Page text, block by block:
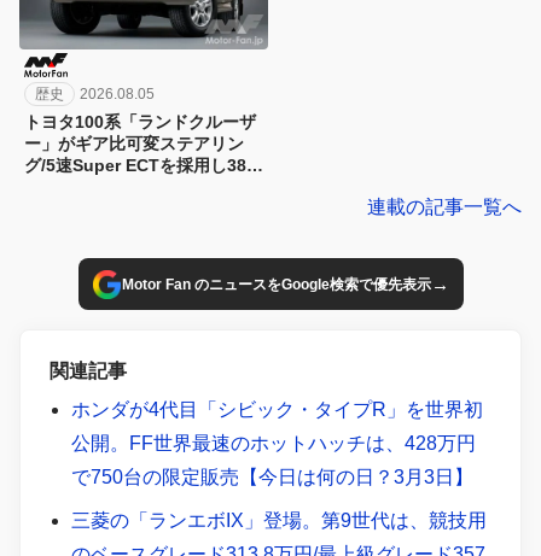
歴史 2026.08.05
トヨタ100系「ランドクルーザ
ー」がギア比可変ステアリン
グ/5速Super ECTを採用し380
連載の記事一覧へ
Motor Fan のニュースをGoogle検索で優先表示→
関連記事
ホンダが4代目「シビック・タイプR」を世界初
公開。FF世界最速のホットハッチは、428万円
で750台の限定販売【今日は何の日？3月3日】
三菱の「ランエボIX」登場。第9世代は、競技用